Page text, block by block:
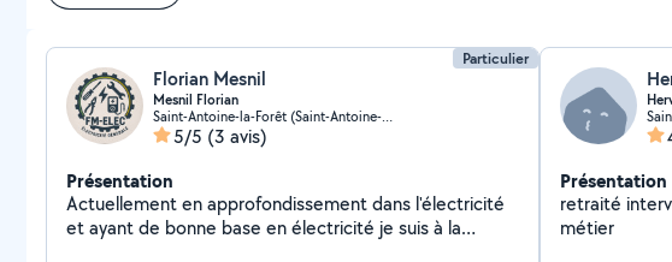
Particulier
Florian Mesnil
Mesnil Florian
Saint-Antoine-la-Forêt (Saint-Antoine-la-Forêt)
5/5 (3 avis)
Présentation
Actuellement en approfondissement dans l'électricité
et ayant de bonne base en électricité je suis à la
Présentation
retraité
métier